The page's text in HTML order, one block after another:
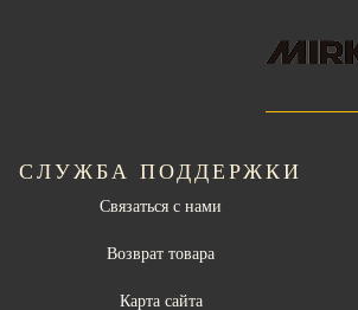
СЛУЖБА ПОДДЕРЖКИ
Связаться с нами
Возврат товара
Карта сайта